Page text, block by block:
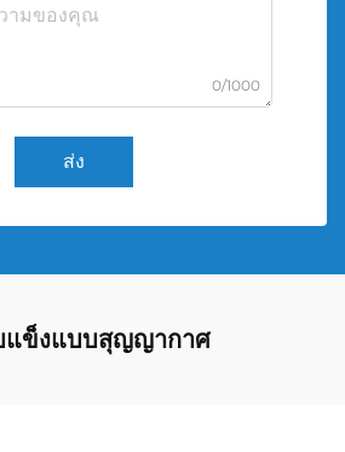
0/1000
ส่ง
แข็งแบบสุญญากาศ